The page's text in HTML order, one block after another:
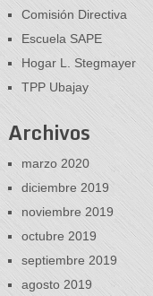
Comisión Directiva
Escuela SAPE
Hogar L. Stegmayer
TPP Ubajay
Archivos
marzo 2020
diciembre 2019
noviembre 2019
octubre 2019
septiembre 2019
agosto 2019